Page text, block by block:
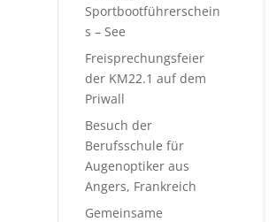
Sportbootführerschein
s – See
Freisprechungsfeier
der KM22.1 auf dem
Priwall
Besuch der
Berufsschule für
Augenoptiker aus
Angers, Frankreich
Gemeinsame